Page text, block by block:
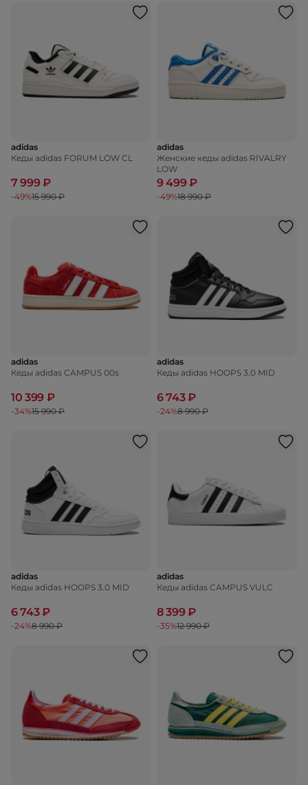
adidas
Кеды adidas FORUM LOW CL
7 999 ₽
-49%15 990 ₽
adidas
Женские кеды adidas RIVALRY
LOW
9 499 ₽
-49%18 990 ₽
adidas
Кеды adidas CAMPUS 00s
10 399 ₽
-34%15 990 ₽
adidas
Кеды adidas HOOPS 3.0 MID
6 743 ₽
-24%8 990 ₽
adidas
Кеды adidas HOOPS 3.0 MID
6 743 ₽
-24%8 990 ₽
adidas
Кеды adidas CAMPUS VULC
8 399 ₽
-35%12 990 ₽